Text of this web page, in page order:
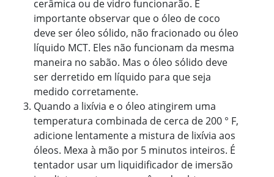
cerâmica ou de vidro funcionarão. É
importante observar que o óleo de coco
deve ser óleo sólido, não fracionado ou óleo
líquido MCT. Eles não funcionam da mesma
maneira no sabão. Mas o óleo sólido deve
ser derretido em líquido para que seja
medido corretamente.
Quando a lixívia e o óleo atingirem uma
temperatura combinada de cerca de 200 ° F,
adicione lentamente a mistura de lixívia aos
óleos. Mexa à mão por 5 minutos inteiros. É
tentador usar um liquidificador de imersão